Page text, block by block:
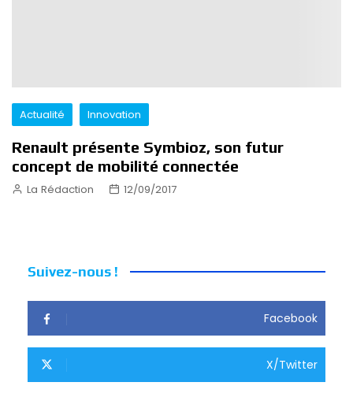
Actualité Innovation
Renault présente Symbioz, son futur
concept de mobilité connectée
La Rédaction 12/09/2017
Suivez-nous !
Facebook
X/Twitter